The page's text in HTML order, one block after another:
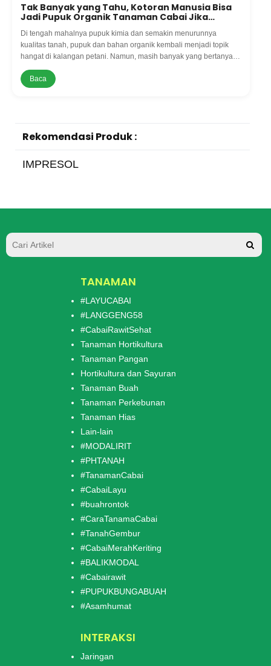
Tak Banyak yang Tahu, Kotoran Manusia Bisa
Jadi Pupuk Organik Tanaman Cabai Jika
Di tengah mahalnya pupuk kimia dan semakin menurunnya
kualitas tanah, pupuk dan bahan organik kembali menjadi topik
hangat di kalangan petani. Namun, masih banyak yang bertanya,
sejauh mana pupuk organik benar-benar bekerja di lapangan?
Menjawab kegelisah
Baca
Rekomendasi Produk :
IMPRESOL
TANAMAN
#LAYUCABAI
#LANGGENG58
#CabaiRawitSehat
Tanaman Hortikultura
Tanaman Pangan
Hortikultura dan Sayuran
Tanaman Buah
Tanaman Perkebunan
Tanaman Hias
Lain-lain
#MODALIRIT
#PHTANAH
#TanamanCabai
#CabaiLayu
#buahrontok
#CaraTanamaCabai
#TanahGembur
#CabaiMerahKeriting
#BALIKMODAL
#Cabairawit
#PUPUKBUNGABUAH
#Asamhumat
INTERAKSI
Jaringan